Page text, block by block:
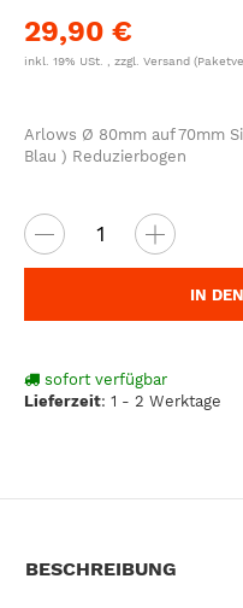
29,90 €
inkl. 19% USt. , zzgl. Versand
Arlows Ø 80mm auf 70mm
Blau ) Reduzierbogen
IN
sofort verfügbar
Lieferzeit: 1 - 2 Werktage
BESCHREIBUNG